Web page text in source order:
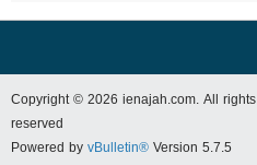
Copyright © 2026 ienajah.com. All rights
reserved
Powered byvBulletin®Version 5.7.5